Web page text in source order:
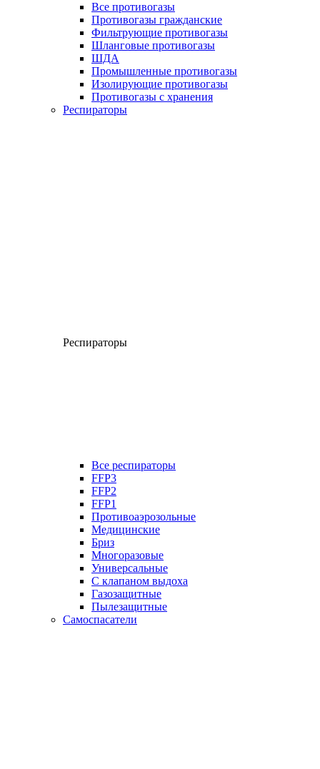
Все противогазы
Противогазы гражданские
Фильтрующие противогазы
Шланговые противогазы
ШДА
Промышленные противогазы
Изолирующие противогазы
Противогазы с хранения
Респираторы
Респираторы
Все респираторы
FFP3
FFP2
FFP1
Противоаэрозольные
Медицинские
Бриз
Многоразовые
Универсальные
С клапаном выдоха
Газозащитные
Пылезащитные
Самоспасатели